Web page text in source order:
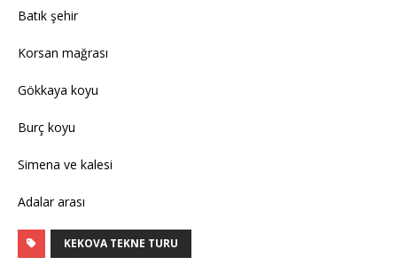
Batık şehir
Korsan mağrası
Gökkaya koyu
Burç koyu
Simena ve kalesi
Adalar arası
KEKOVA TEKNE TURU